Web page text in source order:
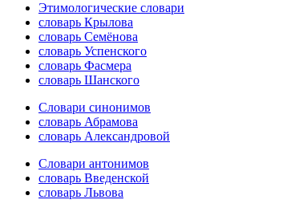
Этимологические словари
словарь Крылова
словарь Семёнова
словарь Успенского
словарь Фасмера
словарь Шанского
Словари синонимов
словарь Абрамова
словарь Александровой
Словари антонимов
словарь Введенской
словарь Львова